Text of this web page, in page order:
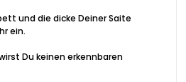
und die dicke Deiner Saite
ein.
Du keinen erkennbaren